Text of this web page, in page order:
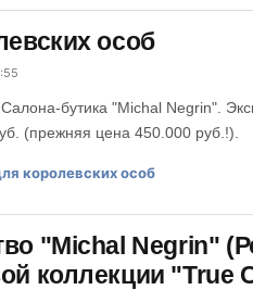
особ
бутика "Michal Negrin".
(прежняя цена 450.000 руб.!).
"Michal Negrin"
коллекции "True